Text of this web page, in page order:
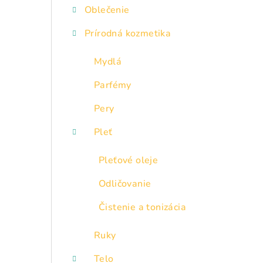
Oblečenie
Prírodná kozmetika
Mydlá
Parfémy
Pery
Pleť
Pleťové oleje
Odličovanie
Čistenie a tonizácia
Ruky
Telo